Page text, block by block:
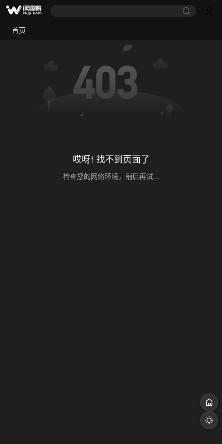
首页
哎呀! 找不到页面了
检查您的网络环境，稍后再试...